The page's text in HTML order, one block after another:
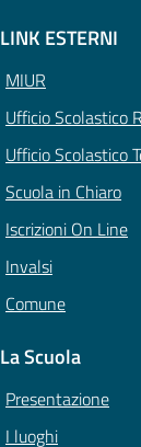
LINK ESTERNI
MIUR
Ufficio Scolastico
Ufficio Scolastico
Scuola in Chiaro
Iscrizioni On Line
Invalsi
Comune
La Scuola
Presentazione
I luoghi